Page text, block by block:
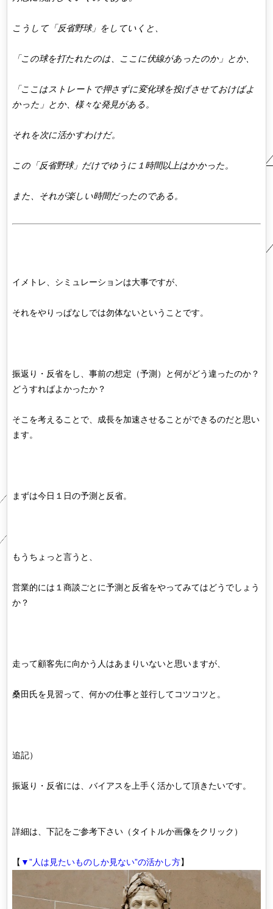
こうして「反省野球」をしていくと、
「この球を打たれたのは、ここに伏線があったのか」とか、
「ここはストレートで押さずに変化球を投げさせておけばよ
かった」とか、様々な発見がある。
それを次に活かすわけだ。
この「反省野球」だけでゆうに１時間以上はかかった。
また、それが楽しい時間だったのである。
イメトレ、シミュレーションは大事ですが、
それをやりっぱなしでは勿体ないということです。
振返り・反省をし、事前の想定（予測）と何がどう違ったのか？
どうすればよかったか？
そこを考えることで、成長を加速させることができるのだと思い
ます。
まずは今日１日の予測と反省。
もうちょっと言うと、
営業的には１商談ごとに予測と反省をやってみてはどうでしょう
か？
走って顧客先に向かう人はあまりいないと思いますが、
桑田氏を見習って、何かの仕事と並行してコツコツと。
追記）
振返り・反省には、バイアスを上手く活かして頂きたいです。
詳細は、下記をご参考下さい（タイトルか画像をクリック）
【 ▼”人は見たいものしか見ない”の活かし方】